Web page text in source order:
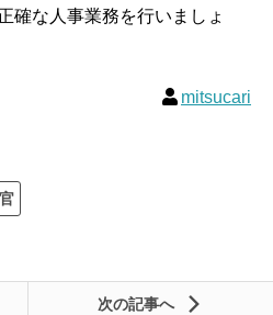
確な人事業務を行いましょ
mitsucari
次の記事